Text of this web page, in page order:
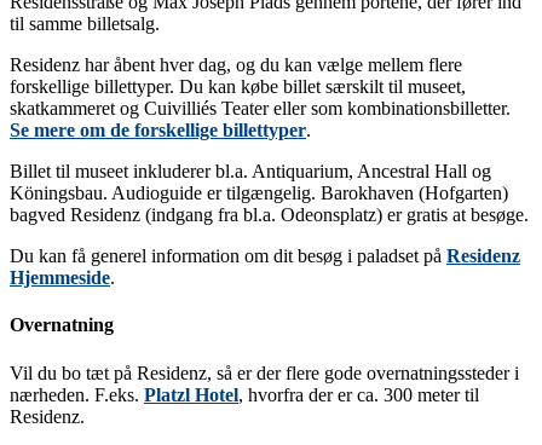
til samme billetsalg.
Residenz har åbent hver dag, og du kan vælge mellem flere
forskellige billettyper. Du kan købe billet særskilt til museet,
skatkammeret og Cuivilliés Teater eller som kombinationsbilletter.
Se mere om de forskellige billettyper.
Billet til museet inkluderer bl.a. Antiquarium, Ancestral Hall og
Köningsbau. Audioguide er tilgængelig. Barokhaven (Hofgarten)
bagved Residenz (indgang fra bl.a. Odeonsplatz) er gratis at besøge.
Du kan få generel information om dit besøg i paladset på Residenz
Hjemmeside.
Overnatning
Vil du bo tæt på Residenz, så er der flere gode overnatningssteder i
nærheden. F.eks. Platzl Hotel, hvorfra der er ca. 300 meter til
Residenz.